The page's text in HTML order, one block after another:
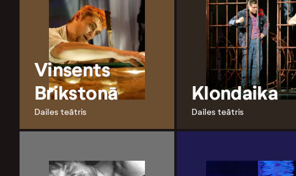
Vinsents
Brikstonā
Dailes teātris
Klondaika
Dailes teātris